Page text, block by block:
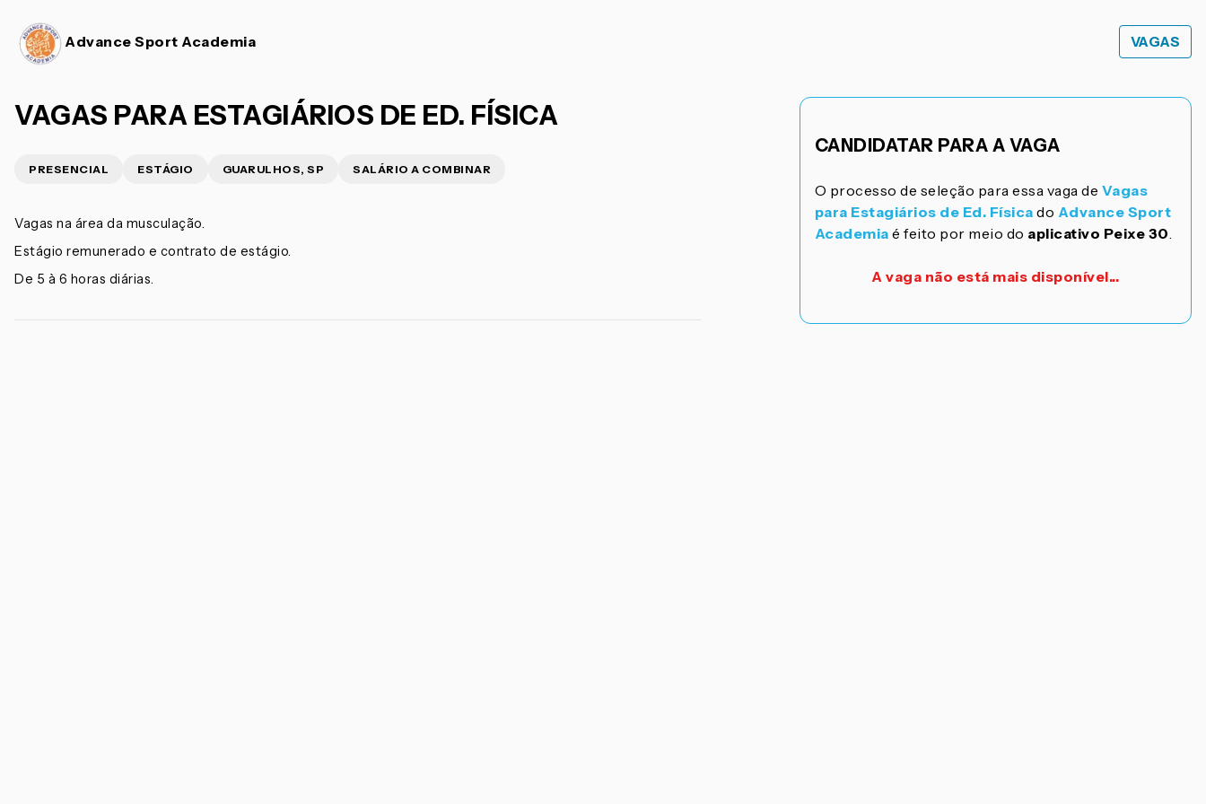
Advance Sport Academia VAGAS
VAGAS PARA ESTAGIÁRIOS DE ED. FÍSICA
PRESENCIAL ESTÁGIO GUARULHOS, SP SALÁRIO A COMBINAR
Vagas na área da musculação.
Estágio remunerado e contrato de estágio.
De 5 à 6 horas diárias.
CANDIDATAR PARA A VAGA
O processo de seleção para essa vaga de Vagas
para Estagiários de Ed. Física do Advance Sport
Academia é feito por meio do aplicativo Peixe 30.
A vaga não está mais disponível...